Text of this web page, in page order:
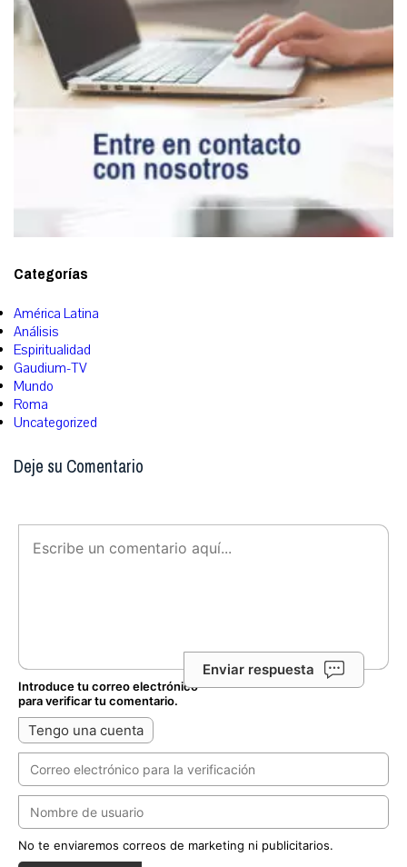
Categorías
América Latina
Análisis
Espiritualidad
Gaudium-TV
Mundo
Roma
Uncategorized
Deje su Comentario
Enviar respuesta
Introduce tu correo electrónico
para verificar tu comentario.
Tengo una cuenta
No te enviaremos correos de marketing ni publicitarios.